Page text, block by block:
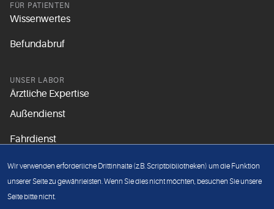
FÜR PATIENTEN
Wissenwertes
Befundabruf
UNSER LABOR
Ärztliche Expertise
Außendienst
Fahrdienst
Unsere Grundsätze
Wir verwenden erforderliche Drittinhalte (z.B. Scriptbibliotheken) um die Funktion
unserer Seite zu gewährleisten. Wenn Sie dies nicht möchten, besuchen Sie unsere
Seite bitte nicht.